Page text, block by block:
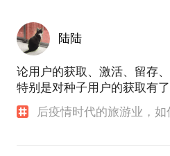
欢迎来聊聊！
二、如何打造一门爆款课程？
陆陆
论用户的获取、激活、留存
特别是对种子用户的获取有
后疫情时代的旅游业，